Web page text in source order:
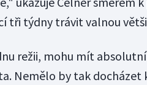
tři týdny trávit valnou
režii, mohu mít
Nemělo by tak docházet